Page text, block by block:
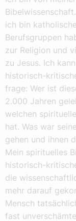
ich bin
Berufsgruppen
zur Religion und
zu Jesus. Ich
historisch-
frage: Wer ist
2.000 Jahren
welchen
hat. Was war
gehen und ihnen
Mein spirituelles
historisch-
die
mehr darauf
Mensch
fast